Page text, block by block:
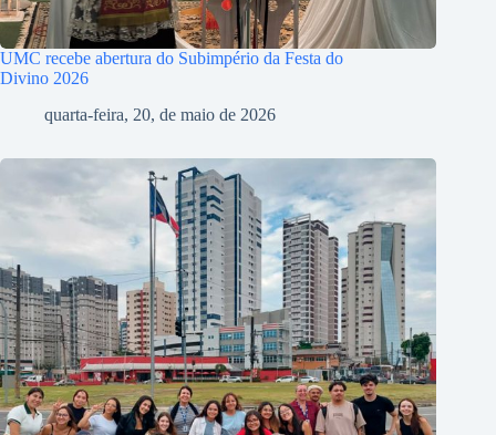
UMC recebe abertura do Subimpério da Festa do
Divino 2026
quarta-feira, 20, de maio de 2026